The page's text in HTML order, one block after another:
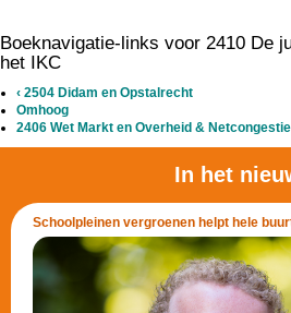
Boeknavigatie-links voor 2410 De
het IKC
‹ 2504 Didam en Opstalrecht
Omhoog
2406 Wet Markt en Overheid & Netcongestie
In het
Schoolpleinen vergroenen helpt hele